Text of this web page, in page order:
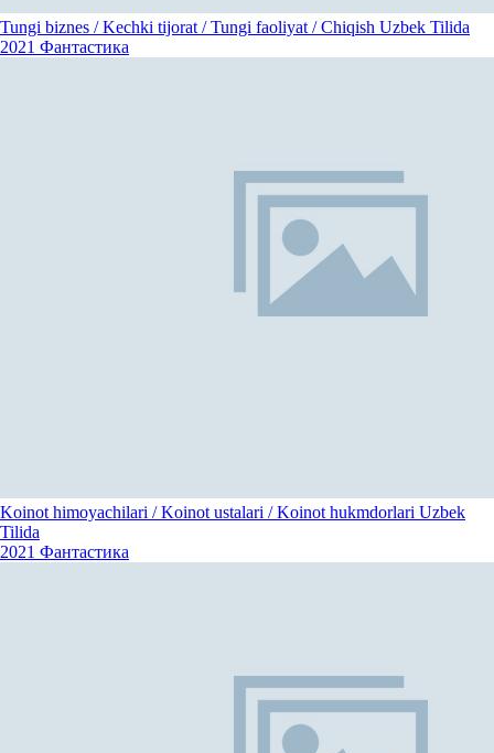
Tungi biznes / Kechki tijorat / Tungi faoliyat / Chiqish Uzbek Tilida
2021 Фантастика
Koinot himoyachilari / Koinot ustalari / Koinot hukmdorlari Uzbek
Tilida
2021 Фантастика